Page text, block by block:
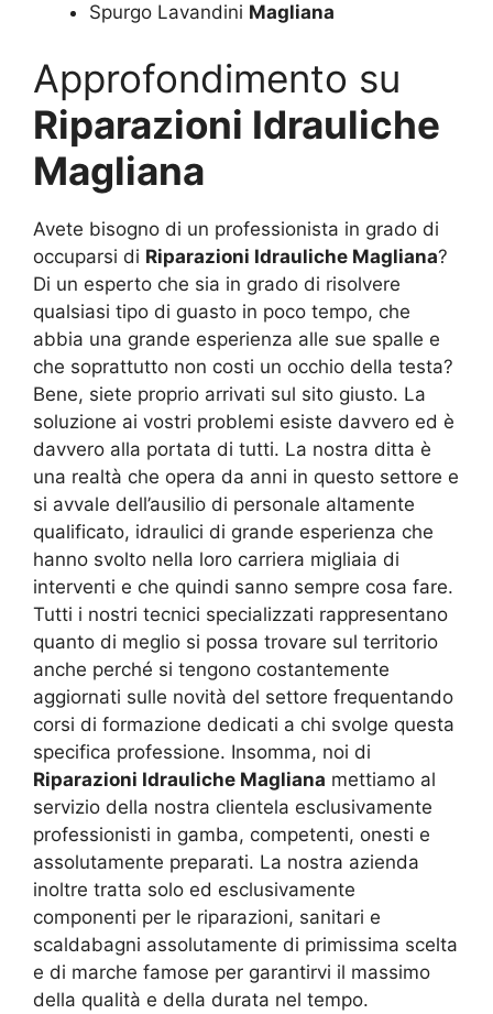
Spurgo Lavandini Magliana
Approfondimento su
Riparazioni Idrauliche
Magliana
Avete bisogno di un professionista in grado di
occuparsi di Riparazioni Idrauliche Magliana?
Di un esperto che sia in grado di risolvere
qualsiasi tipo di guasto in poco tempo, che
abbia una grande esperienza alle sue spalle e
che soprattutto non costi un occhio della testa?
Bene, siete proprio arrivati sul sito giusto. La
soluzione ai vostri problemi esiste davvero ed è
davvero alla portata di tutti. La nostra ditta è
una realtà che opera da anni in questo settore e
si avvale dell’ausilio di personale altamente
qualificato, idraulici di grande esperienza che
hanno svolto nella loro carriera migliaia di
interventi e che quindi sanno sempre cosa fare.
Tutti i nostri tecnici specializzati rappresentano
quanto di meglio si possa trovare sul territorio
anche perché si tengono costantemente
aggiornati sulle novità del settore frequentando
corsi di formazione dedicati a chi svolge questa
specifica professione. Insomma, noi di
Riparazioni Idrauliche Magliana mettiamo al
servizio della nostra clientela esclusivamente
professionisti in gamba, competenti, onesti e
assolutamente preparati. La nostra azienda
inoltre tratta solo ed esclusivamente
componenti per le riparazioni, sanitari e
scaldabagni assolutamente di primissima scelta
e di marche famose per garantirvi il massimo
della qualità e della durata nel tempo.